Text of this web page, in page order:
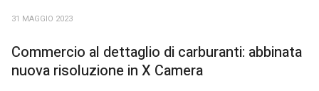
31 MAGGIO 2023
Commercio al dettaglio di carburanti: abbinata
nuova risoluzione in X Camera